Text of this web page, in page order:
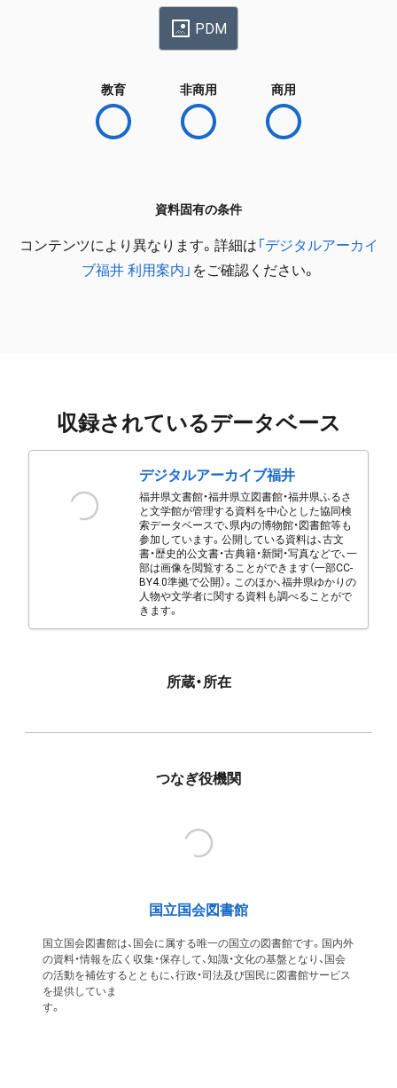
PDM
教育 非商用 商用
資料固有の条件
コンテンツにより異なります。詳細は 「デジタルアーカイ
ブ福井 利用案内」 をご確認ください。
収録されているデータベース
デジタルアーカイブ福井
福井県文書館・福井県立図書館・福井県ふるさ
と文学館が管理する資料を中心とした協同検
索データベースで、県内の博物館・図書館等も
参加しています。公開している資料は、古文
書・歴史的公文書・古典籍・新聞・写真などで、一
部は画像を閲覧することができます（一部CC-
BY4.0準拠で公開）。このほか、福井県ゆかりの
人物や文学者に関する資料も調べることがで
きます。
所蔵・所在
つなぎ役機関
国立国会図書館
国立国会図書館は、国会に属する唯一の国立の図書館です。国内外
の資料・情報を広く収集・保存して、知識・文化の基盤となり、国会
の活動を補佐するとともに、行政・司法及び国民に図書館サービス
を提供していま
す